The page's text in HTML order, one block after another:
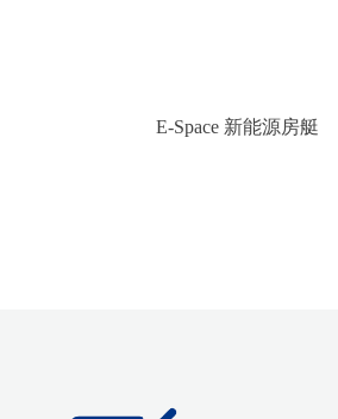
E-Space 新能源房艇